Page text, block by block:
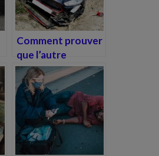
Comment prouver
que l’autre
conducteur est
responsable de
l’accident ?